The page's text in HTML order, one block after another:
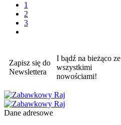
1
2
3
Zapisz się do
Newslettera
I bądź na bieżąco ze
wszystkimi
nowościami!
Dane adresowe